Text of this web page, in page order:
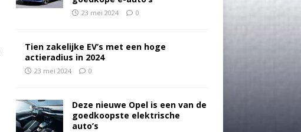
23 mei 2024 0
Tien zakelijke EV’s met een hoge
actieradius in 2024
23 mei 2024 0
Deze nieuwe Opel is een van de
goedkoopste elektrische
auto’s